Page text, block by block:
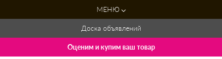
МЕНЮ
Доска объявлений
Оценим и купим ваш товар